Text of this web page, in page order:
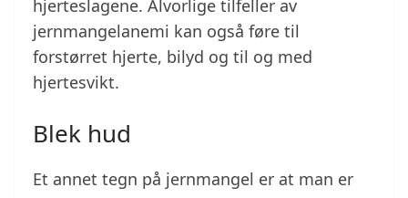
hjerteslagene. Alvorlige tilfeller av
jernmangelanemi kan også føre til
forstørret hjerte, bilyd og til og med
hjertesvikt.
Blek hud
Et annet tegn på jernmangel er at man er